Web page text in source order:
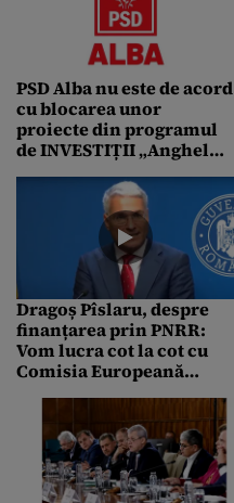
PSD Alba nu este de acord
cu blocarea unor
proiecte din programul
de INVESTIȚII „Anghel
injust la adresa
oamenilor
Dragoș Pîslaru, despre
finanțarea prin PNRR:
Vom lucra cot la cot cu
Comisia Europeană